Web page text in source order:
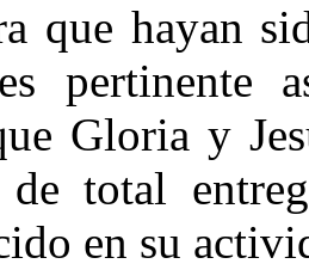
que hayan
pertinente
Gloria y
de total
en su